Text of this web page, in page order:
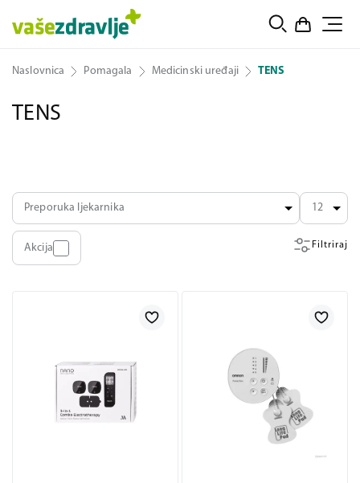
Naslovnica Pomagala Medicinski uređaji TENS
TENS
Filtriraj
Akcija
Preporuka ljekarnika 12